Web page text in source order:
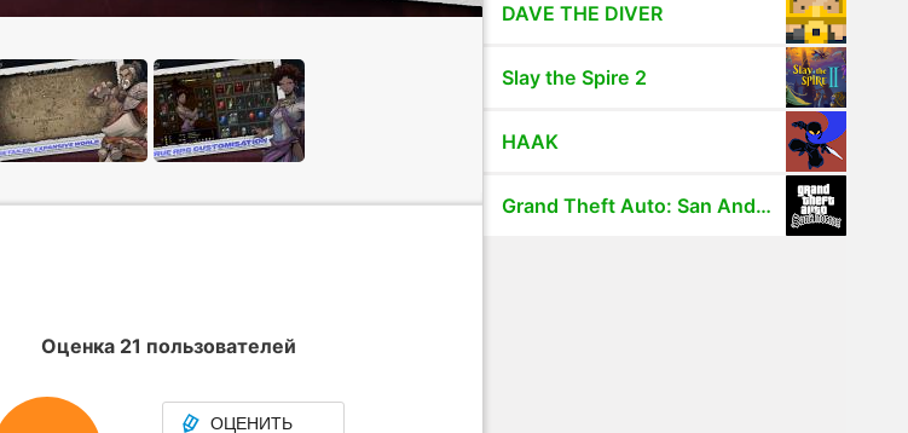
Оценка 21 пользователей
ОЦЕНИТЬ
DAVE THE DIVER
Slay the Spire 2
HAAK
Grand Theft Auto: San Andreas